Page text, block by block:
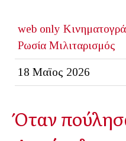
web only
Ρωσία Μιλιταρισμός
18 Μαϊος 2026
Όταν